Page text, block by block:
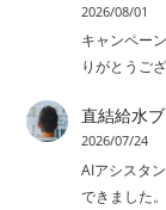
2026/08/01
キャンペー
りがとうご
直結給水
2026/07/24
AIアシスタ
できました。